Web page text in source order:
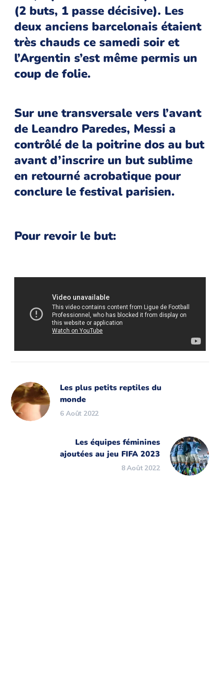
(2 buts, 1 passe décisive). Les
deux anciens barcelonais étaient
très chauds ce samedi soir et
l’Argentin s’est même permis un
coup de folie.
Sur une transversale vers l’avant
de Leandro Paredes, Messi a
contrôlé de la poitrine dos au but
avant d’inscrire un but sublime
en retourné acrobatique pour
conclure le festival parisien.
Pour revoir le but:
Les plus petits reptiles du
monde
6 Août 2022
Les équipes féminines
ajoutées au jeu FIFA 2023
8 Août 2022